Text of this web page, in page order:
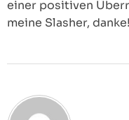
einer positiven
meine Slasher, danke!